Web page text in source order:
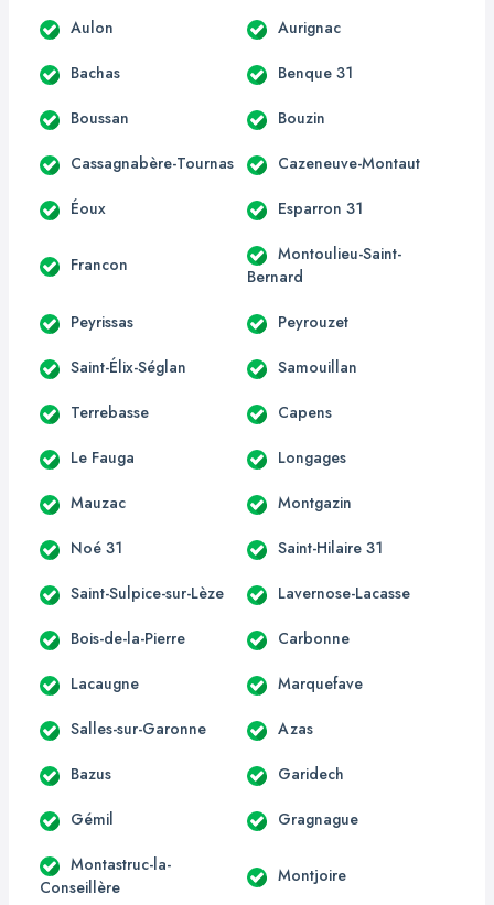
Aulon Aurignac
Bachas Benque 31
Boussan Bouzin
Cassagnabère-Tournas Cazeneuve-Montaut
Éoux Esparron 31
Francon
Montoulieu-Saint-
Bernard
Peyrissas Peyrouzet
Saint-Élix-Séglan Samouillan
Terrebasse Capens
Le Fauga Longages
Mauzac Montgazin
Noé 31 Saint-Hilaire 31
Saint-Sulpice-sur-Lèze Lavernose-Lacasse
Bois-de-la-Pierre Carbonne
Lacaugne Marquefave
Salles-sur-Garonne Azas
Bazus Garidech
Gémil Gragnague
Montastruc-la-
Conseillère
Montjoire